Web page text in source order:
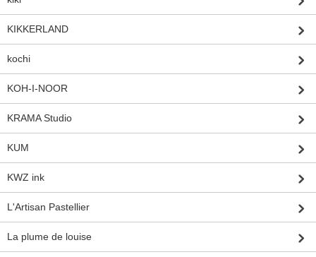
KIKKERLAND
kochi
KOH-I-NOOR
KRAMA Studio
KUM
KWZ ink
L'Artisan Pastellier
La plume de louise